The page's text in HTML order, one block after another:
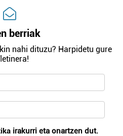
berriak
nahi dituzu? Harpidetu gure
irakurri eta onartzen dut.